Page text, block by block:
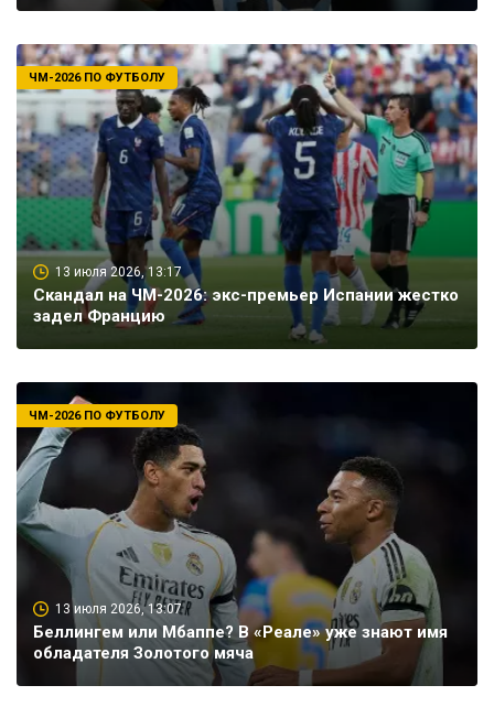
13 июля 2026, 13:17
Скандал на ЧМ-2026: экс-премьер Испании жестко
задел Францию
ЧМ-2026 ПО ФУТБОЛУ
13 июля 2026, 13:07
Беллингем или Мбаппе? В «Реале» уже знают имя
обладателя Золотого мяча
ЧМ-2026 ПО ФУТБОЛУ